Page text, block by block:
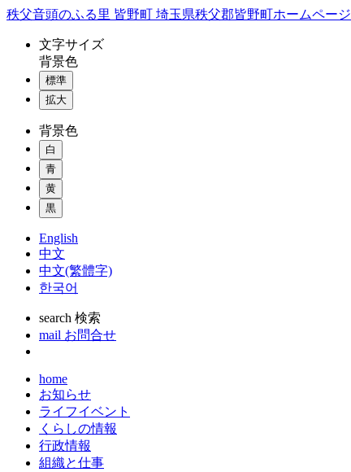
コ
秩父音頭のふる里 皆野町 埼玉県秩父郡皆野町ホームページ
文字サイズ
背景色
標準
拡大
背景色
白
青
黄
黒
English
中文
中文(繁體字)
한국어
search 検索
mail お問合せ
home
お知らせ
ライフイベント
くらしの情報
行政情報
組織と仕事